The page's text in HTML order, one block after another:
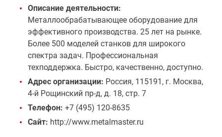
Описание деятельности:
Металлообрабатывающее оборудование для
эффективного производства. 25 лет на рынке.
Более 500 моделей станков для широкого
спектра задач. Профессиональная
техподдержка. Быстро, качественно, доступно.
Адрес организации: Россия, 115191, г. Москва,
4-й Рощинский пр-д, д. 18, стр. 7
Телефон: +7 (495) 120-8635
Сайт: http://www.metalmaster.ru